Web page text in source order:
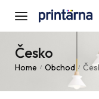
Česko
Home / Obchod /